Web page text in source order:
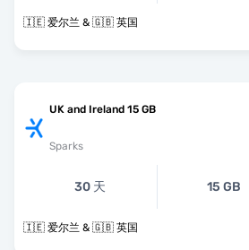
🇮🇪 爱尔兰 & 🇬🇧 英国
UK and Ireland 15 GB
Sparks
30 天 15 GB
🇮🇪 爱尔兰 & 🇬🇧 英国